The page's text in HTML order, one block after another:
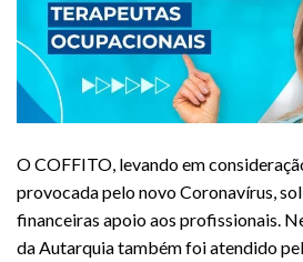
O COFFITO, levando em
provocada pelo novo Coronavírus,
financeiras apoio aos profissionais.
da Autarquia também foi atendido